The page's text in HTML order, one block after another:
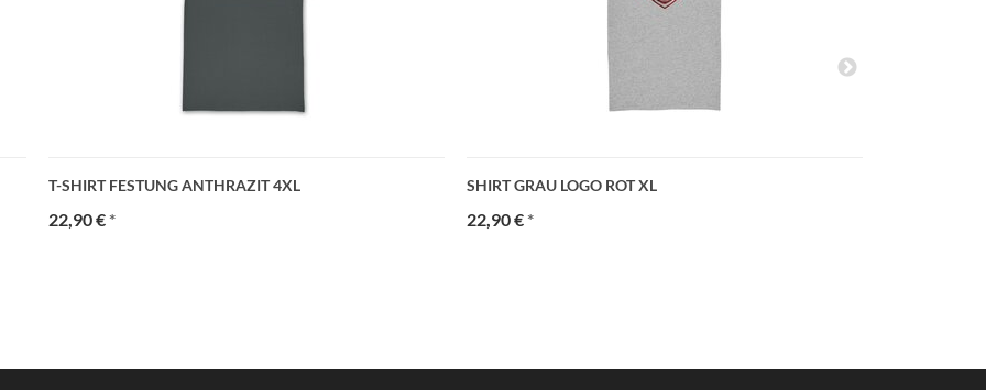
T-SHIRT FESTUNG ANTHRAZIT 4XL
22,90 €*
SHIRT GRAU LOGO ROT XL
22,90 €*